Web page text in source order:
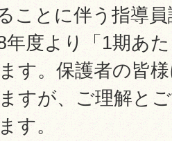
ことに伴う指導
年度より「1期あ
す。保護者の皆
すが、ご理解と
す。